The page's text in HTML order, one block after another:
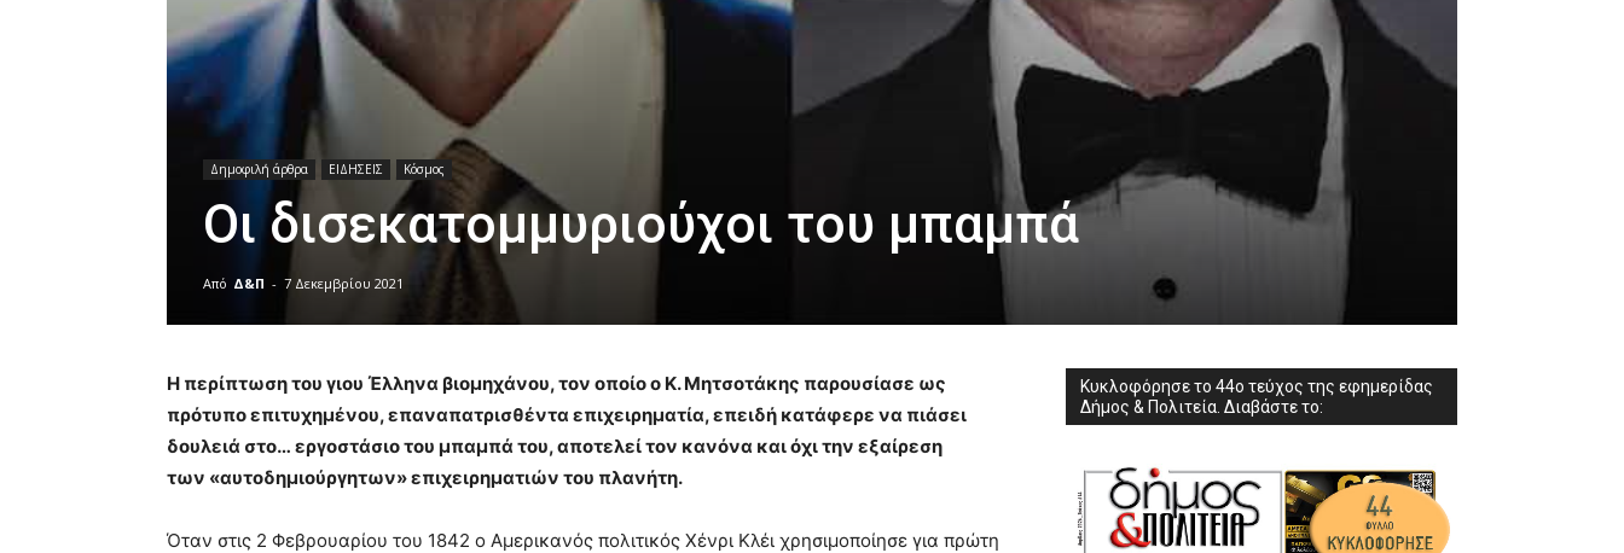
Δημοφιλή άρθρα ΕΙΔΗΣΕΙΣ Κόσμος
Οι δισεκατομμυριούχοι του μπαμπά
Από Δ&Π - 7 Δεκεμβρίου 2021
very
hot
cam
xxx
lyons
Η περίπτωση του γιου Έλληνα βιομηχάνου, τον οποίο ο Κ. Μητσοτάκης παρουσίασε ως
πρότυπο επιτυχημένου, επαναπα­τρισθέντα επιχειρηματία, επειδή κατάφερε να πιάσει
δουλειά στο… εργοστάσιο του μπαμπά του, αποτελεί τον κανόνα και όχι την εξαίρεση
των «αυτοδημιούργητων» επιχειρηματιών του πλανήτη.
Όταν στις 2 Φεβρουαρίου του 1842 ο Αμερικανός πολιτικός Χένρι Κλέι χρησιμοποίησε για πρώτη
Κυκλοφόρησε το 44ο τεύχος της εφημερίδας
Δήμος & Πολιτεία. Διαβάστε το: